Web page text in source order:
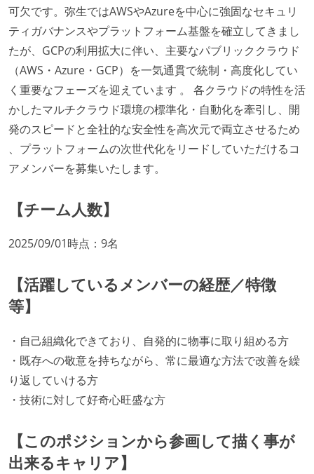
可欠です。弥生ではAWSやAzureを中心に強固なセキュリ
ティガバナンスやプラットフォーム基盤を確立してきまし
たが、GCPの利用拡大に伴い、主要なパブリッククラウド
（AWS・Azure・GCP）を一気通貫で統制・高度化してい
く重要なフェーズを迎えています 。 各クラウドの特性を活
かしたマルチクラウド環境の標準化・自動化を牽引し、開
発のスピードと全社的な安全性を高次元で両立させるため
、プラットフォームの次世代化をリードしていただけるコ
アメンバーを募集いたします。
【チーム人数】
2025/09/01時点：9名
【活躍しているメンバーの経歴／特徴
等】
・自己組織化できており、自発的に物事に取り組める方
・既存への敬意を持ちながら、常に最適な方法で改善を繰
り返していける方
・技術に対して好奇心旺盛な方
【このポジションから参画して描く事が
出来るキャリア】